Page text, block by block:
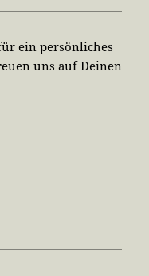
ein persönliches
uns auf Deinen